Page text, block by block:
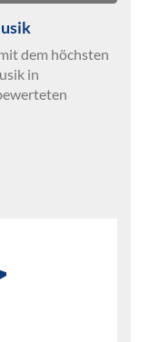
dem höchsten
in